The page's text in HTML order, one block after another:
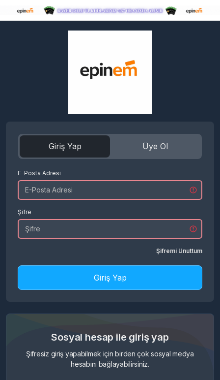
Giriş Yap Üye Ol
E-Posta Adresi
Şifre
Şifremi Unuttum
Giriş Yap
Sosyal hesap ile giriş yap
Şifresiz giriş yapabilmek için birden çok sosyal medya
hesabını bağlayabilirsiniz.